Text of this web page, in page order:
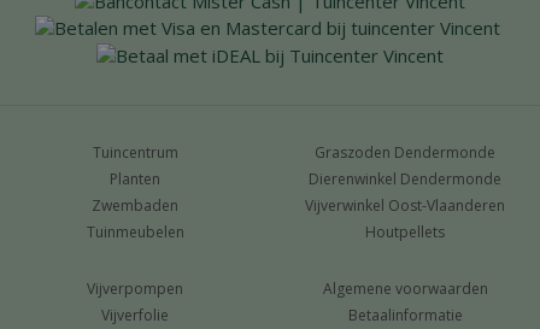
Tuincentrum
Planten
Zwembaden
Tuinmeubelen
Graszoden Dendermonde
Dierenwinkel Dendermonde
Vijverwinkel Oost-Vlaanderen
Houtpellets
Vijverpompen
Vijverfolie
Algemene voorwaarden
Betaalinformatie